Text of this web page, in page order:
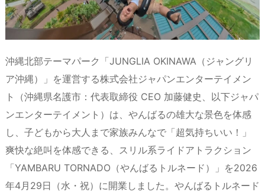
沖縄北部テーマパーク「JUNGLIA OKINAWA（ジャングリ
ア沖縄）」を運営する株式会社ジャパンエンターテイメン
ト（沖縄県名護市：代表取締役 CEO 加藤健史、以下ジャパ
ンエンターテイメント）は、やんばるの雄大な景色を体感
し、子どもから大人まで家族みんなで「超気持ちいい！」
爽快な絶叫を体感できる、スリル系ライドアトラクション
「YAMBARU TORNADO（やんばるトルネード）」を2026
年4月29日（水・祝）に開業しました。やんばるトルネード